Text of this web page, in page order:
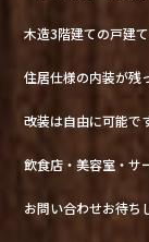
木造3階建ての戸建
住居仕様の内装が残
改装は自由に可能です
飲食店・美容室・サ
お問い合わせお待ち